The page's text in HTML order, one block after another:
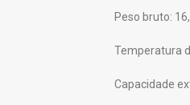
Peso bruto:
Temperatura
Capacidade